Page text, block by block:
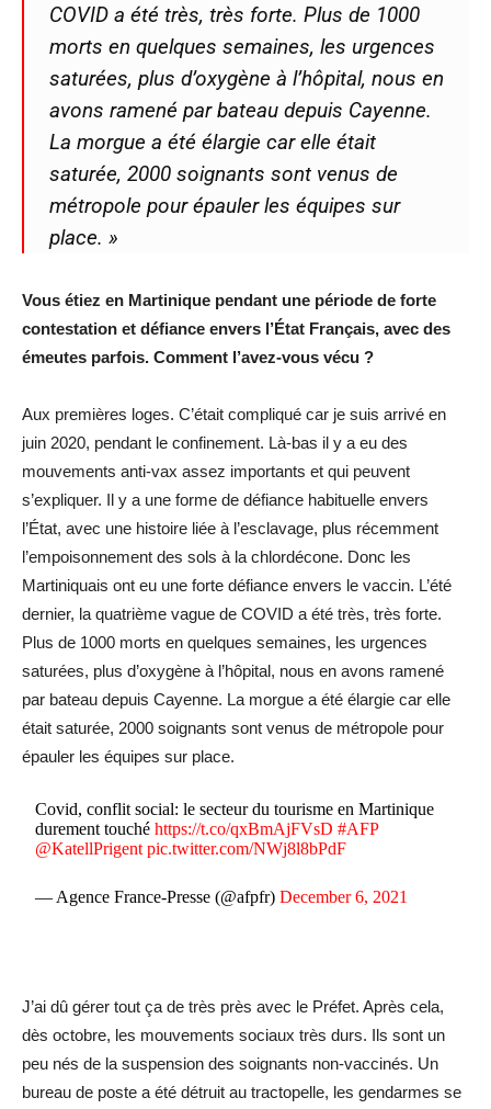
COVID a été très, très forte. Plus de 1000
morts en quelques semaines, les urgences
saturées, plus d’oxygène à l’hôpital, nous en
avons ramené par bateau depuis Cayenne.
La morgue a été élargie car elle était
saturée, 2000 soignants sont venus de
métropole pour épauler les équipes sur
place. »
Vous étiez en Martinique pendant une période de forte
contestation et défiance envers l’État Français, avec des
émeutes parfois. Comment l’avez-vous vécu ?
Aux premières loges. C’était compliqué car je suis arrivé en
juin 2020, pendant le confinement. Là-bas il y a eu des
mouvements anti-vax assez importants et qui peuvent
s’expliquer. Il y a une forme de défiance habituelle envers
l’État, avec une histoire liée à l’esclavage, plus récemment
l’empoisonnement des sols à la chlordécone. Donc les
Martiniquais ont eu une forte défiance envers le vaccin. L’été
dernier, la quatrième vague de COVID a été très, très forte.
Plus de 1000 morts en quelques semaines, les urgences
saturées, plus d’oxygène à l’hôpital, nous en avons ramené
par bateau depuis Cayenne. La morgue a été élargie car elle
était saturée, 2000 soignants sont venus de métropole pour
épauler les équipes sur place.
Covid, conflit social: le secteur du tourisme en Martinique
durement touchéhttps://t.co/qxBmAjFVsD #AFP
@KatellPrigent pic.twitter.com/NWj8l8bPdF
— Agence France-Presse (@afpfr)December 6, 2021
J’ai dû gérer tout ça de très près avec le Préfet. Après cela,
dès octobre, les mouvements sociaux très durs. Ils sont un
peu nés de la suspension des soignants non-vaccinés. Un
bureau de poste a été détruit au tractopelle, les gendarmes se